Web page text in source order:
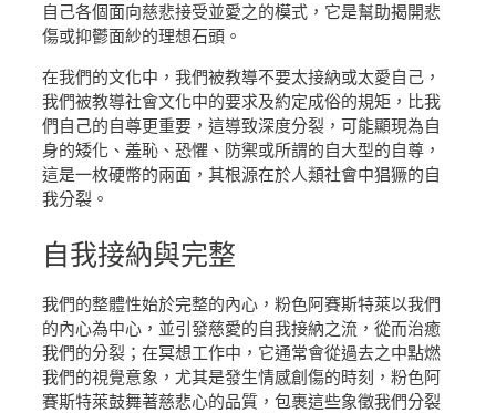
自己各個面向慈悲接受並愛之的模式，它是幫助揭開悲
傷或抑鬱面紗的理想石頭。
在我們的文化中，我們被教導不要太接納或太愛自己，
我們被教導社會文化中的要求及約定成俗的規矩，比我
們自己的自尊更重要，這導致深度分裂，可能顯現為自
身的矮化、羞恥、恐懼、防禦或所謂的自大型的自尊，
這是一枚硬幣的兩面，其根源在於人類社會中猖獗的自
我分裂。
自我接納與完整
我們的整體性始於完整的內心，粉色阿賽斯特萊以我們
的內心為中心，並引發慈愛的自我接納之流，從而治癒
我們的分裂；在冥想工作中，它通常會從過去之中點燃
我們的視覺意象，尤其是發生情感創傷的時刻，粉色阿
賽斯特萊鼓舞著慈悲心的品質，包裹這些象徵我們分裂